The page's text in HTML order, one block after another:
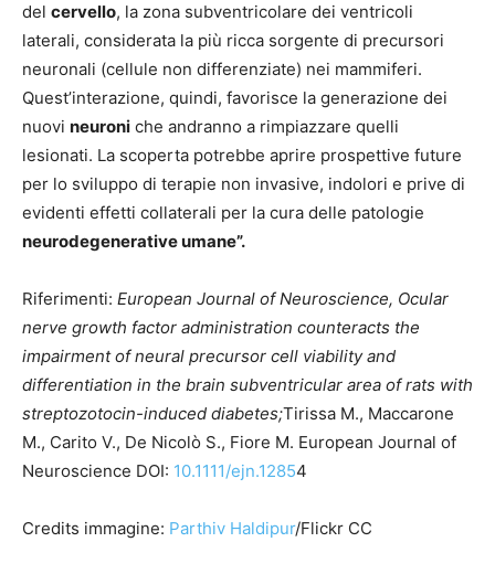
del cervello, la zona subventricolare dei ventricoli
laterali, considerata la più ricca sorgente di precursori
neuronali (cellule non differenziate) nei mammiferi.
Quest’interazione, quindi, favorisce la generazione dei
nuovi neuroni che andranno a rimpiazzare quelli
lesionati. La scoperta potrebbe aprire prospettive future
per lo sviluppo di terapie non invasive, indolori e prive di
evidenti effetti collaterali per la cura delle patologie
neurodegenerative umane”.
Riferimenti: European Journal of Neuroscience, Ocular
nerve growth factor administration counteracts the
impairment of neural precursor cell viability and
differentiation in the brain subventricular area of rats with
streptozotocin-induced diabetes;Tirissa M., Maccarone
M., Carito V., De Nicolò S., Fiore M. European Journal of
Neuroscience DOI: 10.1111/ejn.12854
Credits immagine: Parthiv Haldipur/Flickr CC